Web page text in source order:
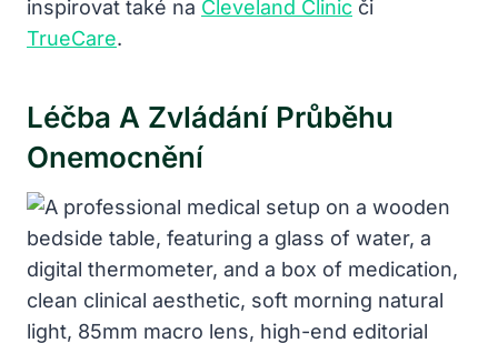
inspirovat také na Cleveland Clinic či
TrueCare.
Léčba A Zvládání Průběhu
Onemocnění